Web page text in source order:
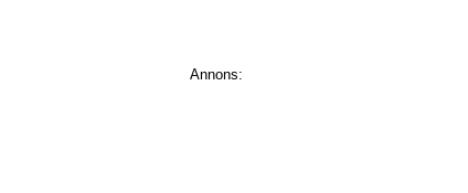
Annons: